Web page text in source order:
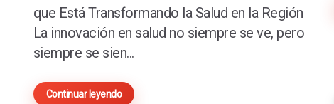
que Está Transformando la Salud en la Región
La innovación en salud no siempre se ve, pero
siempre se sien...
Continuar leyendo